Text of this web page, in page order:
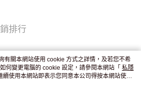
排行
有關本網站使用 cookie 方式之詳情，及若您不希
何變更電腦的 cookie 設定，請參閱本網站「 私隱
續使用本網站即表示您同意本公司得按本網站使用
。